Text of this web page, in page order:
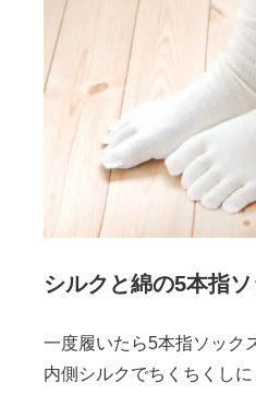
シルクと綿の5本指ソ
一度履いたら5本指ソック
内側シルクでちくちくしに